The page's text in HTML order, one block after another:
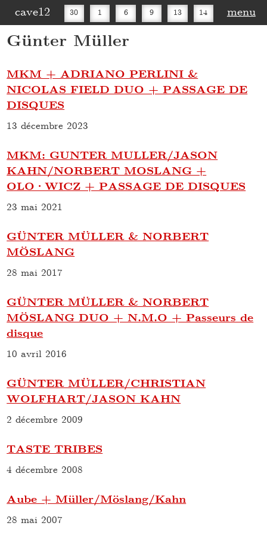
cave12 30 1 6 9 13 14
16 20
menu
Günter Müller
MKM + ADRIANO PERLINI &
NICOLAS FIELD DUO + PASSAGE DE
DISQUES
13 décembre 2023
MKM: GUNTER MULLER/JASON
KAHN/NORBERT MOSLANG +
OLO·WICZ + PASSAGE DE DISQUES
23 mai 2021
GÜNTER MÜLLER & NORBERT
MÖSLANG
28 mai 2017
GÜNTER MÜLLER & NORBERT
MÖSLANG DUO + N.M.O + Passeurs de
disque
10 avril 2016
GÜNTER MÜLLER/CHRISTIAN
WOLFHART/JASON KAHN
2 décembre 2009
TASTE TRIBES
4 décembre 2008
Aube + Müller/Möslang/Kahn
28 mai 2007